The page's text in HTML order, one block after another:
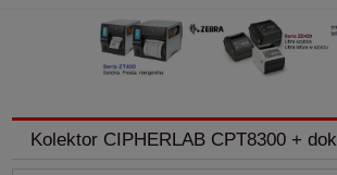
Kolektor CIPHERLAB CPT8300 + dok